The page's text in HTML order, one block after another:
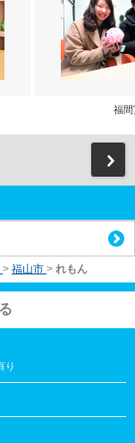
福間
> 福山市 > れもん
り